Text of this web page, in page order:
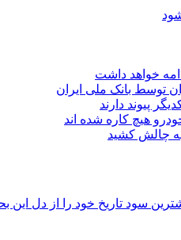
خواهد داشت
پیوند دارند
هیچ کاره شده اند
به چالش کشید
سود تاریخ خود را از دل این